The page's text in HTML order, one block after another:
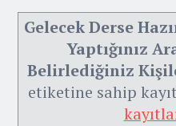
Gelecek Derse
Yaptığınız
Belirlediğiniz
etiketine sahip